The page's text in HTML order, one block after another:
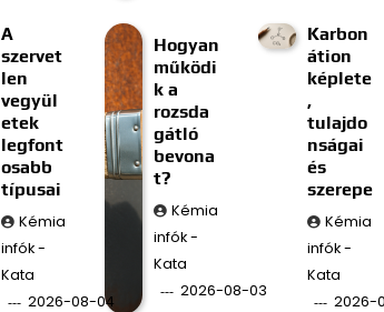
A
szervet
len
vegyül
etek
legfont
osabb
típusai
Kémia
infók -
Kata
2026-08-04
Hogyan
működi
k a
rozsda
gátló
bevona
t?
Kémia
infók -
Kata
2026-08-03
Karbon
átion
képlete
,
tulajdo
nságai
és
szerepe
Kémia
infók -
Kata
2026-